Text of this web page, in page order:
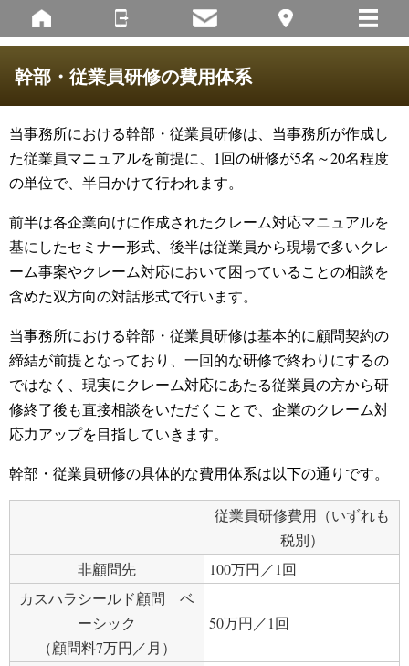
幹部・従業員研修の費用体系
当事務所における幹部・従業員研修は、当事務所が作成し
た従業員マニュアルを前提に、1回の研修が5名～20名程度
の単位で、半日かけて行われます。
前半は各企業向けに作成されたクレーム対応マニュアルを
基にしたセミナー形式、後半は従業員から現場で多いクレ
ーム事案やクレーム対応において困っていることの相談を
含めた双方向の対話形式で行います。
当事務所における幹部・従業員研修は基本的に顧問契約の
締結が前提となっており、一回的な研修で終わりにするの
ではなく、現実にクレーム対応にあたる従業員の方から研
修終了後も直接相談をいただくことで、企業のクレーム対
応力アップを目指していきます。
幹部・従業員研修の具体的な費用体系は以下の通りです。
従業員研修費用（いずれも
税別）
非顧問先
100万円／1回
カスハラシールド顧問 ベ
ーシック
（顧問料7万円／月）
50万円／1回